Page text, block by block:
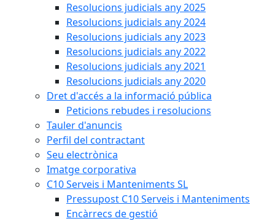
Resolucions judicials any 2025
Resolucions judicials any 2024
Resolucions judicials any 2023
Resolucions judicials any 2022
Resolucions judicials any 2021
Resolucions judicials any 2020
Dret d'accés a la informació pública
Peticions rebudes i resolucions
Tauler d'anuncis
Perfil del contractant
Seu electrònica
Imatge corporativa
C10 Serveis i Manteniments SL
Pressupost C10 Serveis i Manteniments
Encàrrecs de gestió